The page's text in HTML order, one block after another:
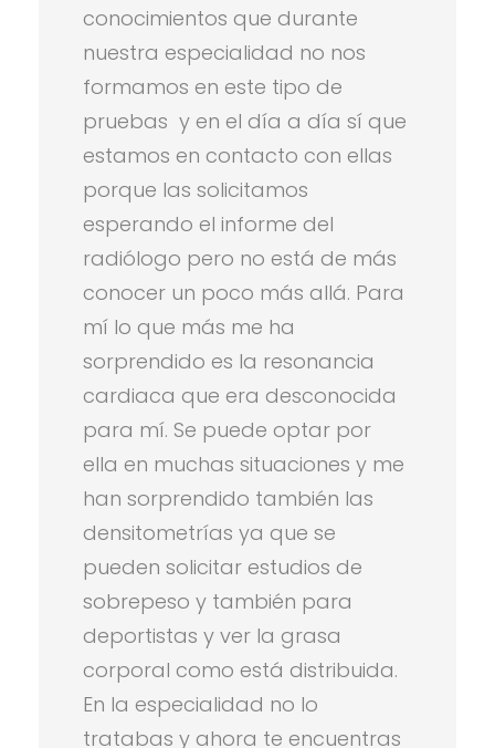
conocimientos que durante
nuestra especialidad no nos
formamos en este tipo de
pruebas y en el día a día sí que
estamos en contacto con ellas
porque las solicitamos
esperando el informe del
radiólogo pero no está de más
conocer un poco más allá. Para
mí lo que más me ha
sorprendido es la resonancia
cardiaca que era desconocida
para mí. Se puede optar por
ella en muchas situaciones y me
han sorprendido también las
densitometrías ya que se
pueden solicitar estudios de
sobrepeso y también para
deportistas y ver la grasa
corporal como está distribuida.
En la especialidad no lo
tratabas y ahora te encuentras